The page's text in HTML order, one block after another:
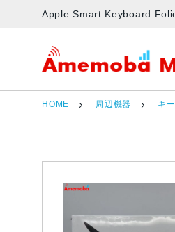
Apple Smart Keyboard
アメモバマーケット
HOME 周辺機器 キ